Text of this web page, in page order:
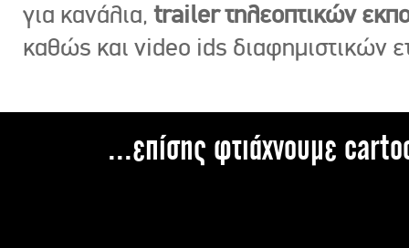
για κανάλια, trailer τηλεοπτικών
καθώς και video ids διαφημιστικών
...επίσης φτιάχνουμε